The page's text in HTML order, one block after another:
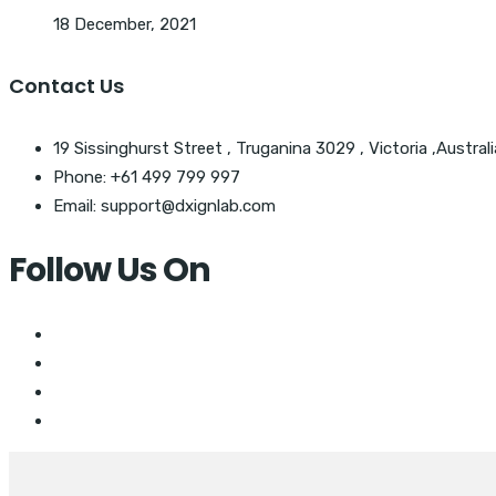
18 December, 2021
Contact Us
19 Sissinghurst Street , Truganina 3029 , Victoria
Phone: +61 499 799 997
Email: support@dxignlab.com
Follow Us On